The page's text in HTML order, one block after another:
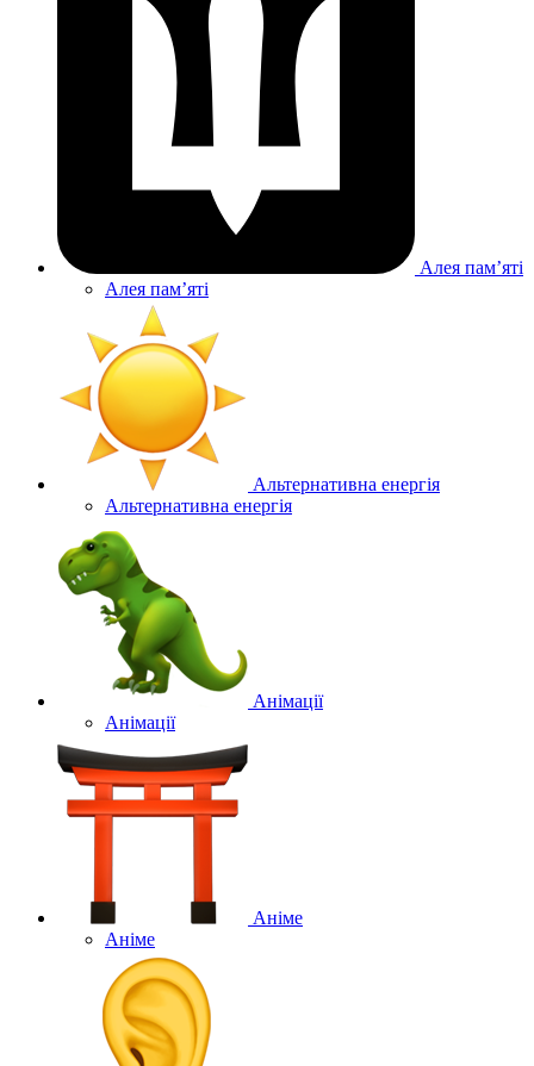
Алея памʼяті
Алея памʼяті
Альтернативна енергія
Альтернативна енергія
Анімації
Анімації
Аніме
Аніме